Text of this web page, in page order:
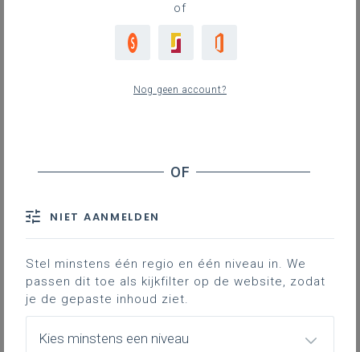
Advies op vraag van de
schoolraad
een schriftelijk advies uitbrengen over alle
of
Nog geen account?
NIET AANMELDEN
Stel minstens één regio en één niveau in. We
passen dit toe als kijkfilter op de website, zodat
je de gepaste inhoud ziet.
Kies minstens een niveau